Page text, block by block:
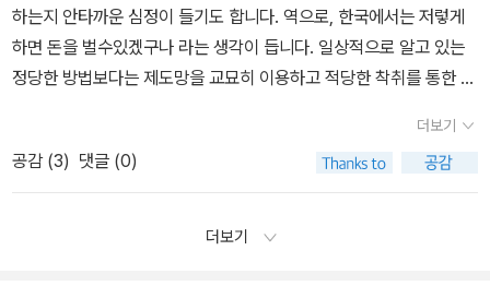
하는지 안타까운 심정이 들기도 합니다. 역으로, 한국에서는 저렇게
하면 돈을 벌수있겠구나 라는 생각이 듭니다. 일상적으로 알고 있는
정당한 방법보다는 제도망을 교묘히 이용하고 적당한 착취를 통한 부
뜰 저축하여 기부하는 그런 부자들이 진정한 한국의 부자가 아닐까
하는 생각이 듭니다.
더보기
공감 (3) 댓글 (0)
더보기